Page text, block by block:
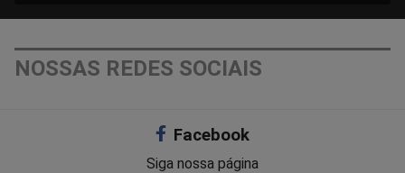
NOSSAS REDES SOCIAIS
Facebook
Siga nossa página